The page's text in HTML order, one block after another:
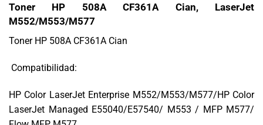
Toner HP 508A CF361A Cian, LaserJet
M552/M553/M577
Toner HP 508A CF361A Cian
Compatibilidad:
HP Color LaserJet Enterprise M552/M553/M577/HP Color
LaserJet Managed E55040/E57540/ M553 / MFP M577/